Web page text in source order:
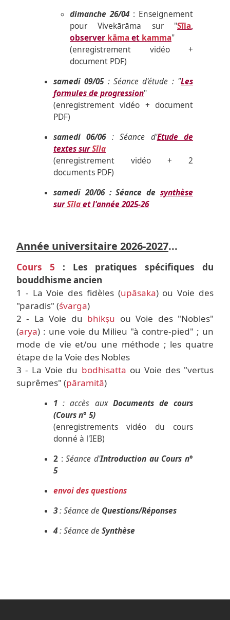
dimanche 26/04: Enseignement
pour Vivekārāma sur "Sīla,
observer kāmaet kamma"
(enregistrement vidéo +
document PDF)
samedi 09/05: Séance d'étude : "Les
formules de progression"
(enregistrement vidéo + document
PDF)
samedi 06/06: Séance d'Etude de
textes surSīla
(enregistrement vidéo + 2
documents PDF)
samedi 20/06 : Séance de synthèse
surSīlaet l'année 2025-26
Année universitaire 2026-2027...
Cours 5 : Les pratiques spécifiques du
bouddhisme ancien
1 - La Voie des fidèles (upāsaka) ou Voie des
"paradis" (śvarga)
2 - La Voie du bhikṣu ou Voie des "Nobles"
(arya) : une voie du Milieu "à contre-pied" ; un
mode de vie et/ou une méthode ; les quatre
étape de la Voie des Nobles
3 - La Voie du bodhisatta ou Voie des "vertus
suprêmes" (pāramitā)
1 : accès aux Documents de cours
(Cours n° 5)
(enregistrements vidéo du cours
donné à l'IEB)
2 :Séance d'Introduction au Cours n°
5
envoi des questions
3: Séance de Questions/Réponses
4: Séance deSynthèse